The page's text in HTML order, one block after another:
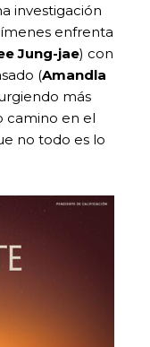
investigación
enfrenta
Jung-jae) con
(Amandla
más
camino en el
no todo es lo